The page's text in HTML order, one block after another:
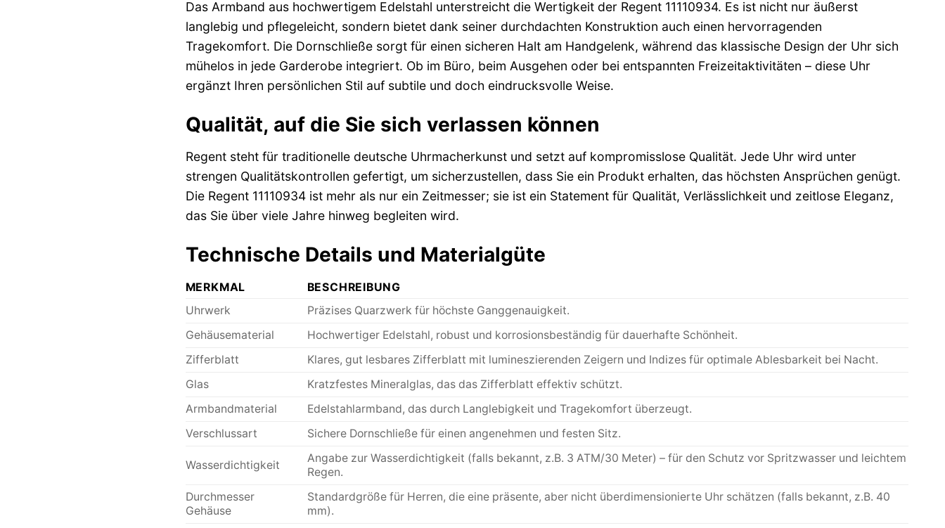
Das Armband aus hochwertigem Edelstahl unterstreicht die Wertigkeit der Regent 11110934. Es ist nicht nur äußerst
langlebig und pflegeleicht, sondern bietet dank seiner durchdachten Konstruktion auch einen hervorragenden
Tragekomfort. Die Dornschließe sorgt für einen sicheren Halt am Handgelenk, während das klassische Design der Uhr sich
mühelos in jede Garderobe integriert. Ob im Büro, beim Ausgehen oder bei entspannten Freizeitaktivitäten – diese Uhr
ergänzt Ihren persönlichen Stil auf subtile und doch eindrucksvolle Weise.
Qualität, auf die Sie sich verlassen können
Regent steht für traditionelle deutsche Uhrmacherkunst und setzt auf kompromisslose Qualität. Jede Uhr wird unter
strengen Qualitätskontrollen gefertigt, um sicherzustellen, dass Sie ein Produkt erhalten, das höchsten Ansprüchen genügt.
Die Regent 11110934 ist mehr als nur ein Zeitmesser; sie ist ein Statement für Qualität, Verlässlichkeit und zeitlose Eleganz,
das Sie über viele Jahre hinweg begleiten wird.
Technische Details und Materialgüte
MERKMAL
BESCHREIBUNG
Uhrwerk
Präzises Quarzwerk für höchste Ganggenauigkeit.
Gehäusematerial
Hochwertiger Edelstahl, robust und korrosionsbeständig für dauerhafte Schönheit.
Zifferblatt
Klares, gut lesbares Zifferblatt mit lumineszierenden Zeigern und Indizes für optimale Ablesbarkeit bei Nacht.
Glas
Kratzfestes Mineralglas, das das Zifferblatt effektiv schützt.
Armbandmaterial
Edelstahlarmband, das durch Langlebigkeit und Tragekomfort überzeugt.
Verschlussart
Sichere Dornschließe für einen angenehmen und festen Sitz.
Wasserdichtigkeit
Angabe zur Wasserdichtigkeit (falls bekannt, z.B. 3 ATM/30 Meter) – für den Schutz vor Spritzwasser und leichtem
Regen.
Durchmesser
Gehäuse
Standardgröße für Herren, die eine präsente, aber nicht überdimensionierte Uhr schätzen (falls bekannt, z.B. 40
mm).